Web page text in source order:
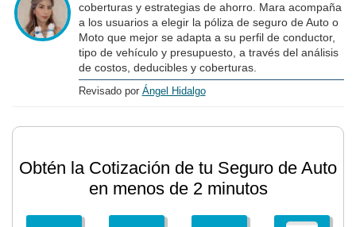
coberturas y estrategias de ahorro. Mara acompaña
a los usuarios a elegir la póliza de seguro de Auto o
Moto que mejor se adapta a su perfil de conductor,
tipo de vehículo y presupuesto, a través del análisis
de costos, deducibles y coberturas.
Revisado por Ángel Hidalgo
Obtén la Cotización de tu Seguro de Auto
en menos de 2 minutos